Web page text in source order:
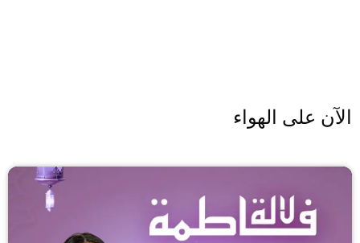
الآن على الهواء